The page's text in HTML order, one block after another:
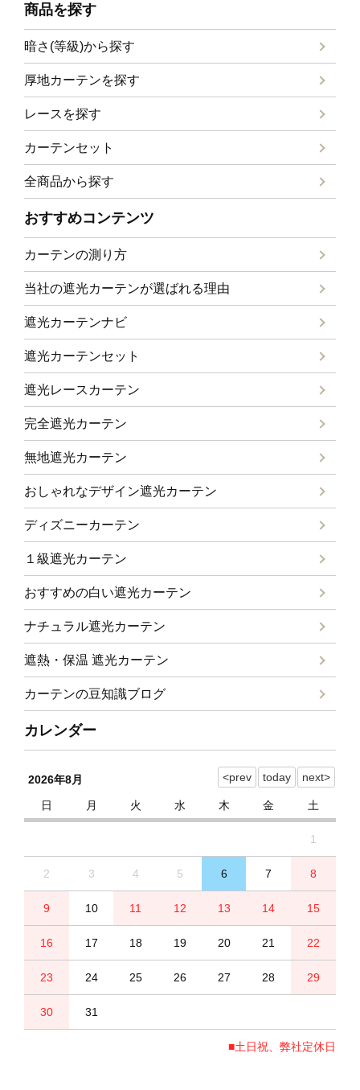
商品を探す
暗さ(等級)から探す
厚地カーテンを探す
レースを探す
カーテンセット
全商品から探す
おすすめコンテンツ
カーテンの測り方
当社の遮光カーテンが選ばれる理由
遮光カーテンナビ
遮光カーテンセット
遮光レースカーテン
完全遮光カーテン
無地遮光カーテン
おしゃれなデザイン遮光カーテン
ディズニーカーテン
１級遮光カーテン
おすすめの白い遮光カーテン
ナチュラル遮光カーテン
遮熱・保温 遮光カーテン
カーテンの豆知識ブログ
カレンダー
2026年8月
日
月 火 水 木 金 土
1
2 3 4 5 6 7 8
9 10 11 12 13 14 15
16 17 18 19 20 21 22
23 24 25 26 27 28 29
30 31
■土日祝、弊社定休日